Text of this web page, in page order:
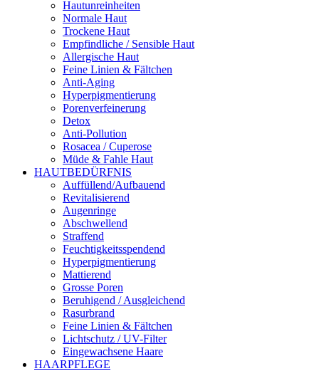
Hautunreinheiten
Normale Haut
Trockene Haut
Empfindliche / Sensible Haut
Allergische Haut
Feine Linien & Fältchen
Anti-Aging
Hyperpigmentierung
Porenverfeinerung
Detox
Anti-Pollution
Rosacea / Cuperose
Müde & Fahle Haut
HAUTBEDÜRFNIS
Auffüllend/Aufbauend
Revitalisierend
Augenringe
Abschwellend
Straffend
Feuchtigkeitsspendend
Hyperpigmentierung
Mattierend
Grosse Poren
Beruhigend / Ausgleichend
Rasurbrand
Feine Linien & Fältchen
Lichtschutz / UV-Filter
Eingewachsene Haare
HAARPFLEGE